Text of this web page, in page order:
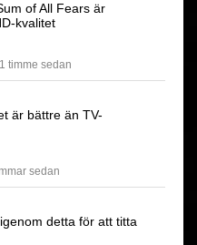
of All Fears är
kvalitet
timme sedan
är bättre än TV-
sedan
detta för att titta